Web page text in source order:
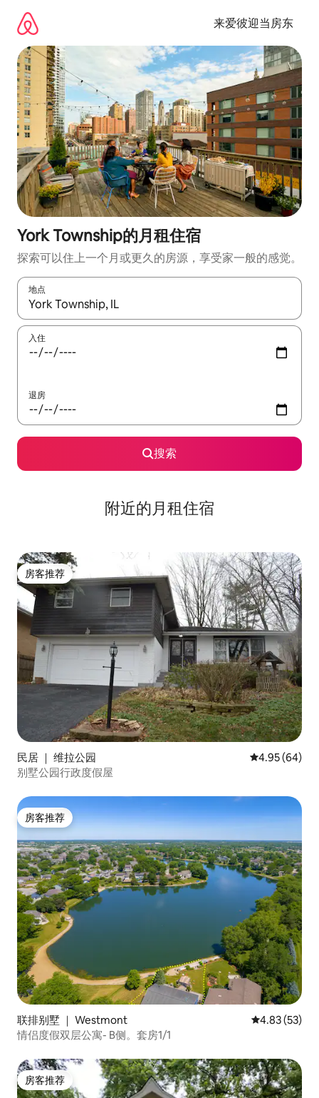
来爱彼迎当房东
York Township的月租住宿
探索可以住上一个月或更久的房源，享受家一般的感觉。
地点
如有搜索结果，请使用上下方向键查看，或通过点击或滑动手势
入住
退房
搜索
附近的月租住宿
房客推荐
房客推荐
民居 ｜ 维拉公园 平均评分 4.95
4.95 (64)
别墅公园行政度假屋
房客推荐
房客推荐
联排别墅 ｜ Westmont 平均评分
4.83 (53)
情侣度假双层公寓- B侧。套房1/1
房客推荐
房客推荐